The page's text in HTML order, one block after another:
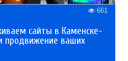
661
сайты в Каменске-
продвижение ваших